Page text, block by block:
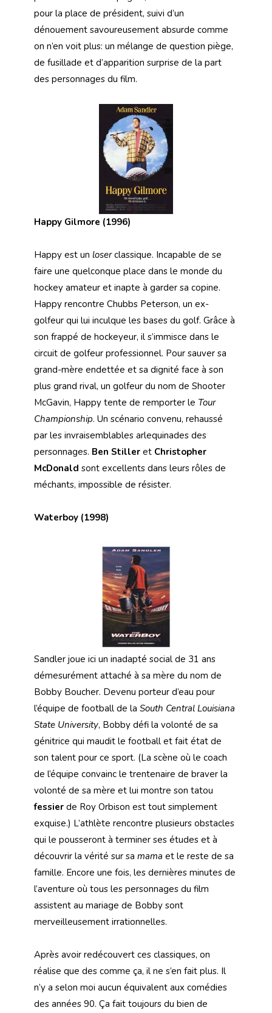
pour la place de président, suivi d’un
dénouement savoureusement absurde comme
on n’en voit plus: un mélange de question piège,
de fusillade et d’apparition surprise de la part
des personnages du film.
Happy Gilmore (1996)
Happy est un loserclassique. Incapable de se
faire une quelconque place dans le monde du
hockey amateur et inapte à garder sa copine.
Happy rencontre Chubbs Peterson, un ex-
golfeur qui lui inculque les bases du golf. Grâce à
son frappé de hockeyeur, il s’immisce dans le
circuit de golfeur professionnel. Pour sauver sa
grand-mère endettée et sa dignité face à son
plus grand rival, un golfeur du nom de Shooter
McGavin, Happy tente de remporter le Tour
Championship. Un scénario convenu, rehaussé
par les invraisemblables arlequinades des
personnages. Ben Stiller et Christopher
McDonald sont excellents dans leurs rôles de
méchants, impossible de résister.
Waterboy (1998)
Sandler joue ici un inadapté social de 31 ans
démesurément attaché à sa mère du nom de
Bobby Boucher. Devenu porteur d’eau pour
l’équipe de football de la South Central Louisiana
State University, Bobby défi la volonté de sa
génitrice qui maudit le football et fait état de
son talent pour ce sport. (La scène où le coach
de l’équipe convainc le trentenaire de braver la
volonté de sa mère et lui montre son tatou
fessier de Roy Orbison est tout simplement
exquise.) L’athlète rencontre plusieurs obstacles
qui le pousseront à terminer ses études et à
découvrir la vérité sur sa mama et le reste de sa
famille. Encore une fois, les dernières minutes de
l’aventure où tous les personnages du film
assistent au mariage de Bobby sont
merveilleusement irrationnelles.
Après avoir redécouvert ces classiques, on
réalise que des comme ça, il ne s’en fait plus. Il
n’y a selon moi aucun équivalent aux comédies
des années 90. Ça fait toujours du bien de